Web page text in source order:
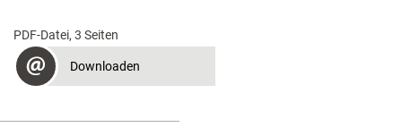
PDF-Datei, 3 Seiten
Downloaden